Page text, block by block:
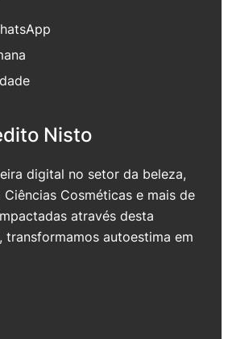
Nisto
digital no setor da beleza,
Cosméticas e mais de
através desta
transformamos autoestima em